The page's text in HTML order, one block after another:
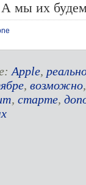
А мы их
Apple,
, возможно,
, старте,